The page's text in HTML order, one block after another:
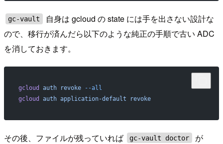
gc-vault
自身は gcloud の state には手を出さない設計な
ので、移行が済んだら以下のような純正の手順で古い ADC
を消しておきます。
gcloud auth revoke --all
gcloud
auth application-default revoke
その後、ファイルが残っていれば gc-vault doctor
が